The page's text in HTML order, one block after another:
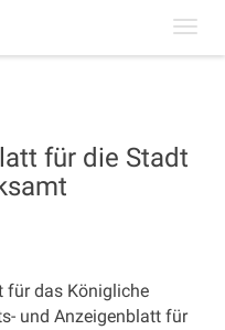
für die Stadt
für das Königliche
und Anzeigenblatt für